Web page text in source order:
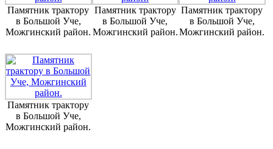
Памятник трактору
в Большой Уче,
Можгинский район.
Памятник трактору
в Большой Уче,
Можгинский район.
Памятник трактору
в Большой Уче,
Можгинский район.
Памятник трактору
в Большой Уче,
Можгинский район.